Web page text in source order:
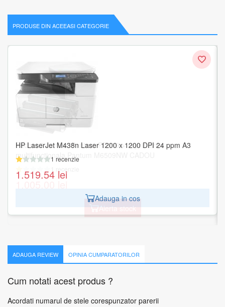
PRODUSE DIN ACEEASI CATEGORIE
HP LaserJet M438n Laser 1200 x 1200 DPI 24 ppm A3
1 recenzie
1.519.54 lei
Adauga in cos
ADAUGA REVIEW OPINIA CUMPARATORILOR
Cum notati acest produs ?
Acordati numarul de stele corespunzator parerii